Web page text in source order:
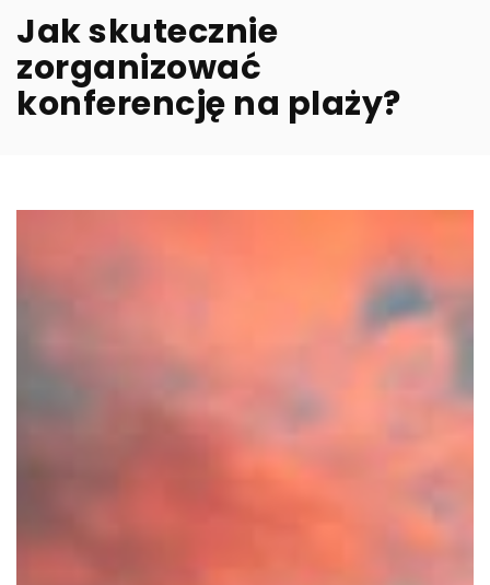
Jak skutecznie
zorganizować
konferencję na plaży?